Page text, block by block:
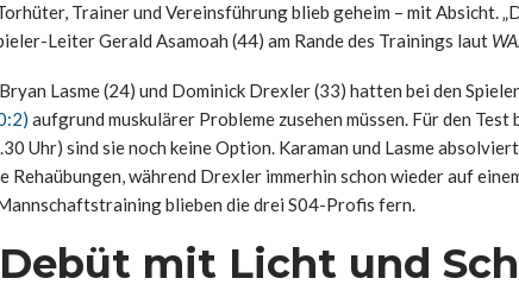
Trainer und Vereinsführung blieb geheim – mit Absicht.
Leiter Gerald Asamoah (44) am Rande des Trainings laut
Lasme (24) und Dominick Drexler (33) hatten bei den
aufgrund muskulärer Probleme zusehen müssen. Für den
Uhr) sind sie noch keine Option. Karaman und Lasme
Rehaübungen, während Drexler immerhin schon wieder auf
blieben die drei S04-Profis fern.
mit Licht und